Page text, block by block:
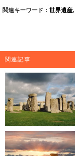
関連キーワード： 世界遺産,
関連記事